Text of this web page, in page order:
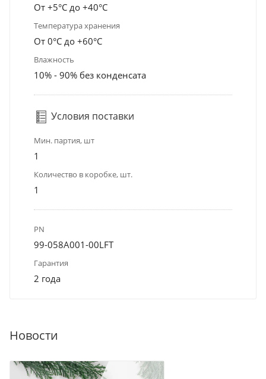
От +5°С до +40°С
Температура хранения
От 0°С до +60°С
Влажность
10% - 90% без конденсата
Условия поставки
Мин. партия, шт
1
Количество в коробке, шт.
1
PN
99-058A001-00LFT
Гарантия
2 года
Новости